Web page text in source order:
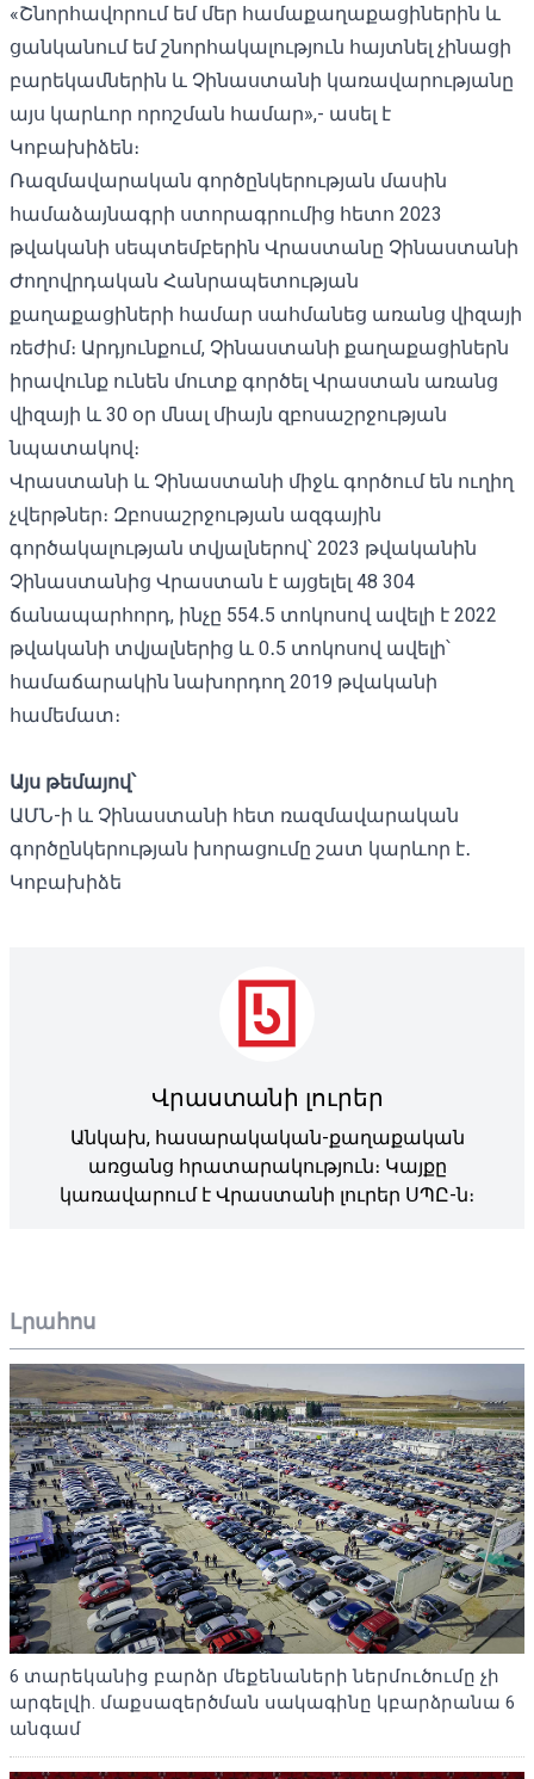
Լրահոս
6 տարեկանից բարձր մեքենաների ներմուծումը չի
արգելվի. մաքսազերծման սակագինը կբարձրանա 6
անգամ
«Շնորհավորում եմ մեր համաքաղաքացիներին և
ցանկանում եմ շնորհակալություն հայտնել չինացի
բարեկամներին և Չինաստանի կառավարությանը
այս կարևոր որոշման համար»,- ասել է
Կոբախիձեն։
Ռազմավարական գործընկերության մասին
համաձայնագրի ստորագրումից հետո 2023
թվականի սեպտեմբերին Վրաստանը Չինաստանի
Ժողովրդական Հանրապետության
քաղաքացիների համար սահմանեց առանց վիզայի
ռեժիմ։ Արդյունքում, Չինաստանի քաղաքացիներն
իրավունք ունեն մուտք գործել Վրաստան առանց
վիզայի և 30 օր մնալ միայն զբոսաշրջության
նպատակով։
Վրաստանի և Չինաստանի միջև գործում են ուղիղ
չվերթներ։ Զբոսաշրջության ազգային
գործակալության տվյալներով՝ 2023 թվականին
Չինաստանից Վրաստան է այցելել 48 304
ճանապարհորդ, ինչը 554․5 տոկոսով ավելի է 2022
թվականի տվյալներից և 0․5 տոկոսով ավելի՝
համաճարակին նախորդող 2019 թվականի
համեմատ։
Այս թեմայով՝
ԱՄՆ-ի և Չինաստանի հետ ռազմավարական
գործընկերության խորացումը շատ կարևոր է․
Կոբախիձե
Վրաստանի լուրեր
Անկախ, հասարակական-քաղաքական
առցանց հրատարակություն։ Կայքը
կառավարում է Վրաստանի լուրեր ՍՊԸ-ն։